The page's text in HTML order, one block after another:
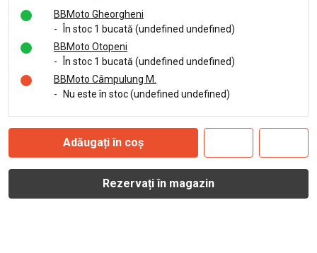
BBMoto Gheorgheni
-
În stoc 1 bucată (undefined undefined)
BBMoto Otopeni
-
În stoc 1 bucată (undefined undefined)
BBMoto Câmpulung M.
-
Nu este în stoc (undefined undefined)
Adăugați în coș
Rezervați în magazin